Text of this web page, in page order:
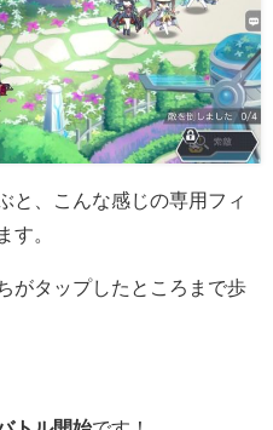
と、こんな感じの専用フィ
す。
がタップしたところまで歩